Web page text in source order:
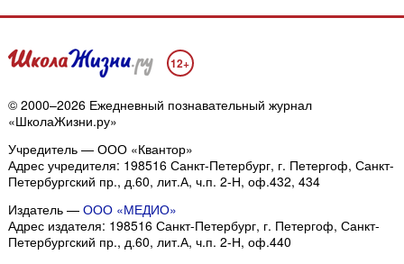
12+
© 2000–2026 Ежедневный познавательный журнал
«ШколаЖизни.ру»
Учредитель — ООО «Квантор»
Адрес учредителя: 198516 Санкт-Петербург, г. Петергоф, Санкт-
Петербургский пр., д.60, лит.А, ч.п. 2-Н, оф.432, 434
Издатель — ООО «МЕДИО»
Адрес издателя: 198516 Санкт-Петербург, г. Петергоф, Санкт-
Петербургский пр., д.60, лит.А, ч.п. 2-Н, оф.440